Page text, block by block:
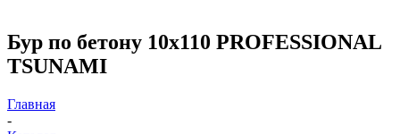
Бур по бетону 10x110 PROFESSIONAL
TSUNAMI
Главная
-